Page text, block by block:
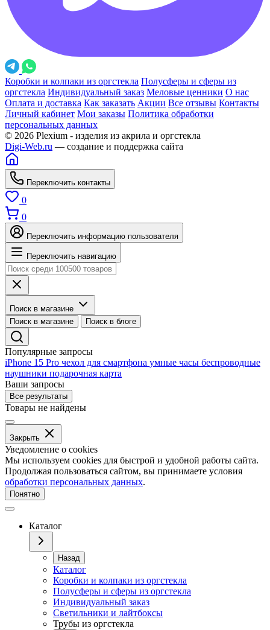
Коробки и колпаки из оргстекла Полусферы и сферы из
оргстекла Индивидуальный заказ Меловые ценники О нас
Оплата и доставка Как заказать Акции Все отзывы Контакты
Личный кабинет Мои заказы Политика обработки
персональных данных
© 2026 Plexium - изделия из акрила и оргстекла
Digi-Web.ru — создание и поддержка сайта
Переключить контакты
0
0
Переключить информацию пользователя
Переключить навигацию
Поиск в магазине
Поиск в магазине
Поиск в блоге
Популярные запросы
iPhone 15 Pro чехол для смартфона умные часы беспроводные
наушники подарочная карта
Ваши запросы
Все результаты
Товары не найдены
Закрыть
Уведомление о cookies
Мы используем cookies для быстрой и удобной работы сайта.
Продолжая пользоваться сайтом, вы принимаете условия
обработки персональных данных.
Понятно
Каталог
Назад
Каталог
Коробки и колпаки из оргстекла
Полусферы и сферы из оргстекла
Индивидуальный заказ
Светильники и лайтбоксы
Трубы из оргстекла